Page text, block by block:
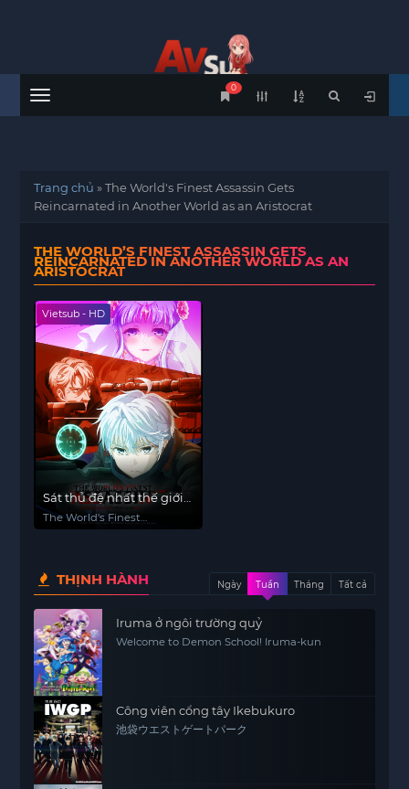
Menu
0
Trang chủ »The World's Finest Assassin Gets
Reincarnated in Another World as an Aristocrat
THE WORLD’S FINEST ASSASSIN GETS
REINCARNATED IN ANOTHER WORLD AS AN
ARISTOCRAT
Vietsub - HD
Sát thủ đệ nhất thế giới
chuyển sinh thành quý
tộc
The World's Finest
Sekai Saikou no
ni Tensei suru
THỊNH HÀNH Ngày Tuần Tháng Tất cả
Iruma ở ngôi trường quỷ
Welcome to Demon School! Iruma-kun
Công viên cổng tây Ikebukuro
池袋ウエストゲートパーク